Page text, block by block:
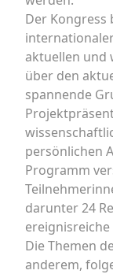
Der
aktuellen und
über den
spannende
persönlichen
Programm
darunter 24
ereignisreiche
Die Themen
anderem,